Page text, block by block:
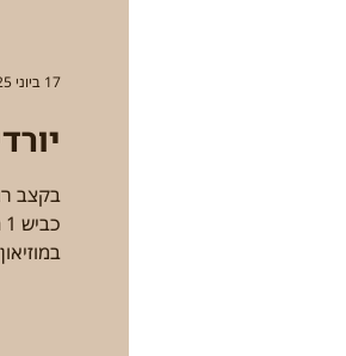
סתיו
בקצב
17 ביוני 2025